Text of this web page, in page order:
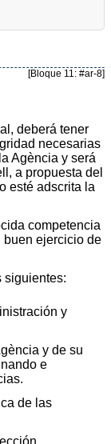
[Bloque 11: #ar-8]
deberá tener
necesarias
Agència y será
a propuesta del
esté adscrita la
competencia
buen ejercicio de
siguientes:
y
y de su
e
de las